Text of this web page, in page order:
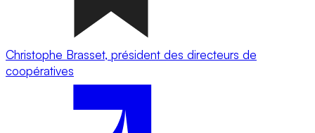
Christophe Brasset, président des directeurs de
coopératives